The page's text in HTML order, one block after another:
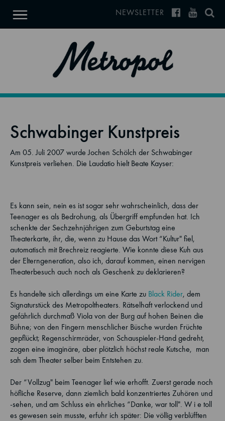
NEWSLETTER
Schwabinger Kunstpreis
Am 05. Juli 2007 wurde Jochen Schölch der Schwabinger
Kunstpreis verliehen. Die Laudatio hielt Beate Kayser:
Es kann sein, nein es ist sogar sehr wahrscheinlich, dass der
Teenager es als Bedrohung, als Übergriff empfunden hat. Ich
schenkte der Sechzehnjährigen zum Geburtstag eine
Theaterkarte, ihr, die, wenn zu Hause das Wort “Kultur" fiel,
automatisch mit Brechreiz reagierte. Wie konnte diese Kuh aus
der Elterngeneration, also ich, darauf kommen, einen nervigen
Theaterbesuch auch noch als Geschenk zu deklarieren?
Es handelte sich allerdings um eine Karte zu Black Rider, dem
Signaturstück des Metropoltheaters. Rätselhaft verlockend und
gefährlich durchmaß Viola von der Burg auf hohen Beinen die
Bühne; von den Fingern menschlicher Büsche wurden Früchte
gepflückt; Regenschirmräder, von Schauspieler-Hand gedreht,
zogen eine imaginäre, aber plötzlich höchst reale Kutsche, ­ man
sah dem Theater selber beim Entstehen zu.
Der “Vollzug" beim Teenager lief wie erhofft. Zuerst gerade noch
höfliche Reserve, dann ziemlich bald konzentriertes Zuhören und
-sehen, und am Schluss ein ehrliches “Danke, war toll". W i e toll
es gewesen sein musste, erfuhr ich später: Die völlig verblüfften